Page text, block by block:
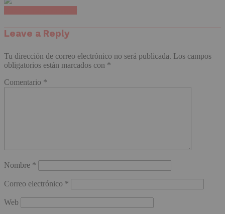
Leave a Reply
Tu dirección de correo electrónico no será publicada. Los campos
obligatorios están marcados con *
Comentario *
Nombre *
Correo electrónico *
Web